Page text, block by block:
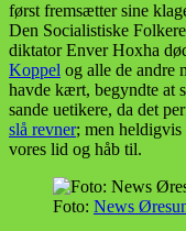
først fremsætter sine
Den Socialistiske
diktator Enver Hoxha
Koppel og alle de andre
havde kært, begyndte at
sande uetikere, da det
slå revner; men
vores lid og håb til.
Foto: News